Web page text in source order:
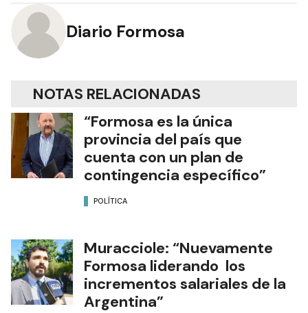
Diario Formosa
NOTAS RELACIONADAS
“Formosa es la única
provincia del país que
cuenta con un plan de
contingencia específico”
POLÍTICA
Muracciole: “Nuevamente
Formosa liderando los
incrementos salariales de la
Argentina”